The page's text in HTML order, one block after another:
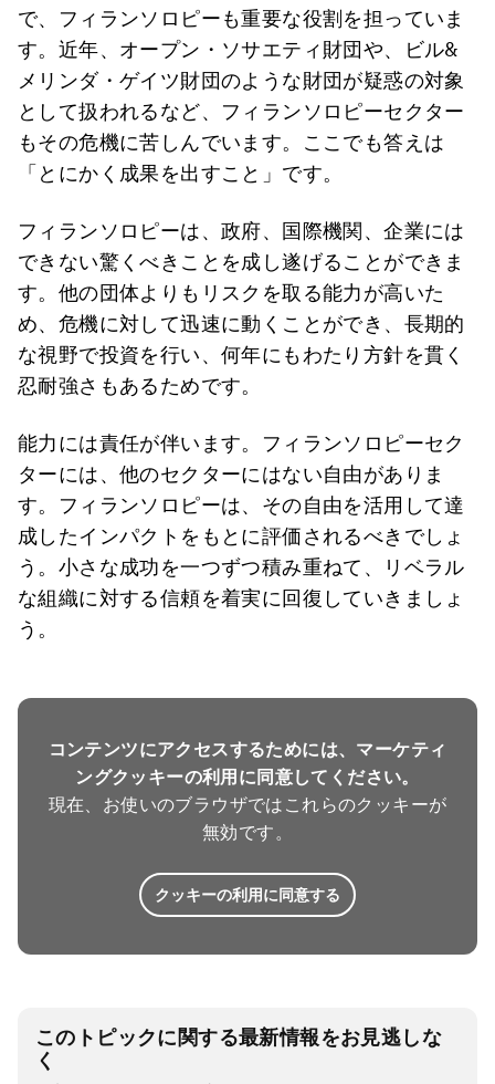
で、フィランソロピーも重要な役割を担っていま
す。近年、オープン・ソサエティ財団や、ビル&
メリンダ・ゲイツ財団のような財団が疑惑の対象
として扱われるなど、フィランソロピーセクター
もその危機に苦しんでいます。ここでも答えは
「とにかく成果を出すこと」です。
フィランソロピーは、政府、国際機関、企業には
できない驚くべきことを成し遂げることができま
す。他の団体よりもリスクを取る能力が高いた
め、危機に対して迅速に動くことができ、長期的
な視野で投資を行い、何年にもわたり方針を貫く
忍耐強さもあるためです。
能力には責任が伴います。フィランソロピーセク
ターには、他のセクターにはない自由がありま
す。フィランソロピーは、その自由を活用して達
成したインパクトをもとに評価されるべきでしょ
う。小さな成功を一つずつ積み重ねて、リベラル
な組織に対する信頼を着実に回復していきましょ
う。
コンテンツにアクセスするためには、マーケティ
ングクッキーの利用に同意してください。
現在、お使いのブラウザではこれらのクッキーが
無効です。
クッキーの利用に同意する
このトピックに関する最新情報をお見逃しな
く